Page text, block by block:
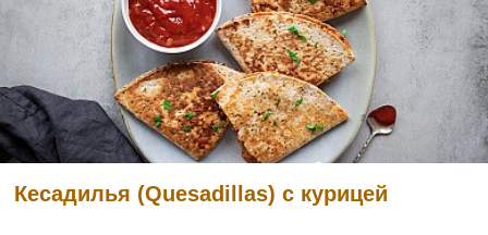
Кесадилья (Quesadillas) с курицей